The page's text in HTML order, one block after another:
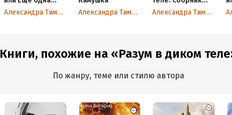
Тайна Острова в
Бермудском
Александра Тимофеева
Александра Тимофеева
рассказов
Александра Тимофеева
Книги, похожие на «Разум в диком
По жанру, теме или стилю автора